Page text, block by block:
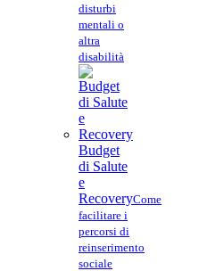
disturbi
mentali o
altra
disabilità
Budget
di Salute
e
RecoveryCome
facilitare i
percorsi di
reinserimento
sociale